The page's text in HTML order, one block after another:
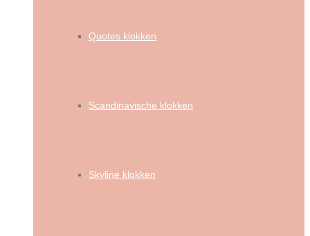
Quotes klokken
Scandinavische klokken
Skyline klokken